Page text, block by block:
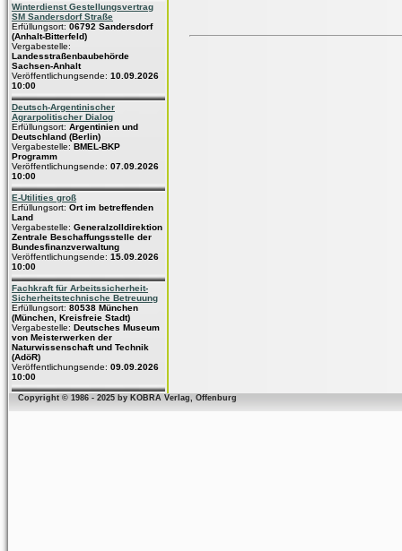
Winterdienst Gestellungsvertrag
SM Sandersdorf Straße
Erfüllungsort: 06792 Sandersdorf
(Anhalt-Bitterfeld)
Vergabestelle:
Landesstraßenbaubehörde
Sachsen-Anhalt
Veröffentlichungsende: 10.09.2026
10:00
Deutsch-Argentinischer
Agrarpolitischer Dialog
Erfüllungsort: Argentinien und
Deutschland (Berlin)
Vergabestelle: BMEL-BKP
Programm
Veröffentlichungsende: 07.09.2026
10:00
E-Utilities groß
Erfüllungsort: Ort im betreffenden
Land
Vergabestelle: Generalzolldirektion
Zentrale Beschaffungsstelle der
Bundesfinanzverwaltung
Veröffentlichungsende: 15.09.2026
10:00
Fachkraft für Arbeitssicherheit-
Sicherheitstechnische Betreuung
Erfüllungsort: 80538 München
(München, Kreisfreie Stadt)
Vergabestelle: Deutsches Museum
von Meisterwerken der
Naturwissenschaft und Technik
(AdöR)
Veröffentlichungsende: 09.09.2026
10:00
Copyright © 1986 - 2025 by KOBRA Verlag, Offenburg